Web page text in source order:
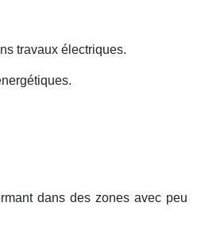
travaux électriques.
dans des zones avec peu